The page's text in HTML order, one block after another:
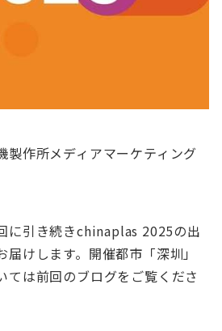
製作所メディアマーケティング
に引き続きchinaplas 2025の出
けします。開催都市「深圳」
ては前回のブログをご覧くださ